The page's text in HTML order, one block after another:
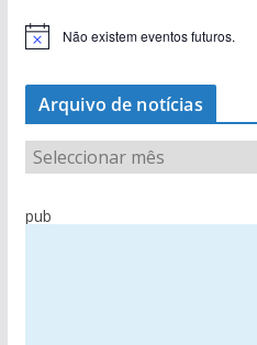
Não existem eventos futuros.
Arquivo de notícias
q
pub